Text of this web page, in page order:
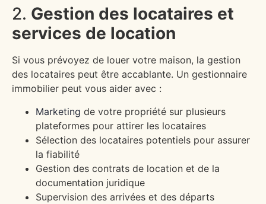
2. Gestion des locataires et
services de location
Si vous prévoyez de louer votre maison, la gestion
des locataires peut être accablante. Un gestionnaire
immobilier peut vous aider avec :
Marketing de votre propriété sur plusieurs
plateformes pour attirer les locataires
Sélection des locataires potentiels pour assurer
la fiabilité
Gestion des contrats de location et de la
documentation juridique
Supervision des arrivées et des départs